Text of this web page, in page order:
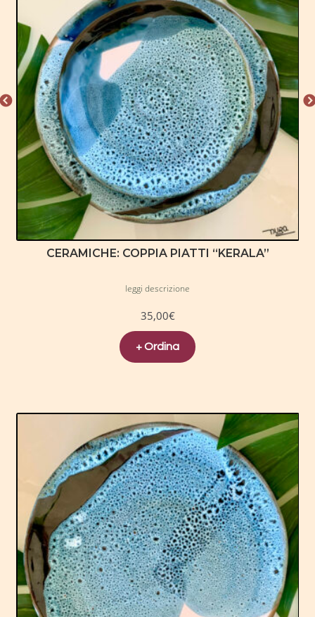
CERAMICHE: COPPIA PIATTI “KERALA”
leggi descrizione
35,00€
+ Ordina